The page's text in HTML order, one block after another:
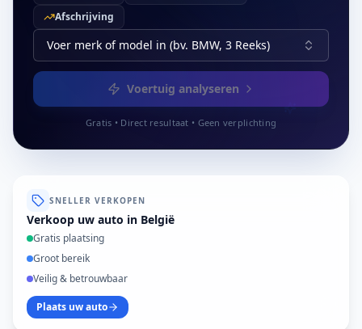
Afschrijving
Voer merk of model in (bv. BMW, 3 Reeks)
Voertuig analyseren
Gratis • Direct resultaat • Geen verplichting
SNELLER VERKOPEN
Verkoop uw auto in België
Gratis plaatsing
Groot bereik
Veilig & betrouwbaar
Plaats uw auto